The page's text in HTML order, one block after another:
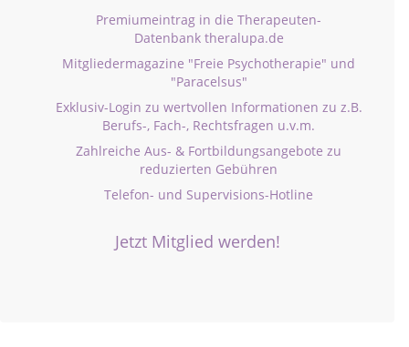
Premiumeintrag in die Therapeuten-
Datenbank theralupa.de
Mitgliedermagazine "Freie Psychotherapie" und
"Paracelsus"
Exklusiv-Login zu wertvollen Informationen zu z.B.
Berufs-, Fach-, Rechtsfragen u.v.m.
Zahlreiche Aus- & Fortbildungsangebote zu
reduzierten Gebühren
Telefon- und Supervisions-Hotline
Jetzt Mitglied werden!